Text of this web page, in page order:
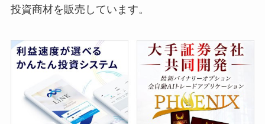
投資商材を販売しています。